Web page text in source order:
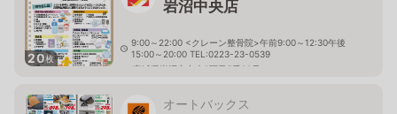
20枚
岩沼中央店
9:00～22:00 <クレーン整骨院>午前9:00～12:30午後
15:00～20:00 TEL:0223-23-0539
宮城県岩沼市中央2丁目5番22号
オートバックス